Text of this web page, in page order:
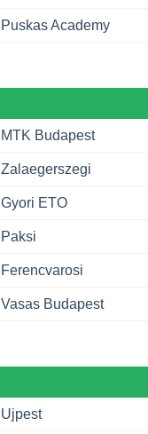
Puskas Academy
MTK Budapest
Zalaegerszegi
Gyori ETO
Paksi
Ferencvarosi
Vasas Budapest
Ujpest